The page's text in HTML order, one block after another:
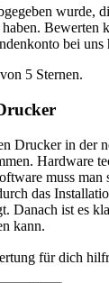
wurde,
Bewerten
bei uns
5 Sternen.
Drucker in der
Hardware
muss man
das
Danach ist es
kann.
für dich